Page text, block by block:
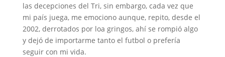
las decepciones del Tri, sin embargo, cada vez que
mi país juega, me emociono aunque, repito, desde el
2002, derrotados por loa gringos, ahí se rompió algo
y dejó de importarme tanto el futbol o prefería
seguir con mi vida.